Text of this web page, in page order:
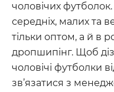
чоловічих
середніх, малих та
тільки оптом, а й в
дропшипінг. Щоб
чоловічі футболки
зв’язатися з